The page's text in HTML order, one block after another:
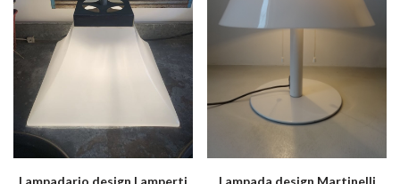
Lampadario design Lamperti
Lampada design Martinelli